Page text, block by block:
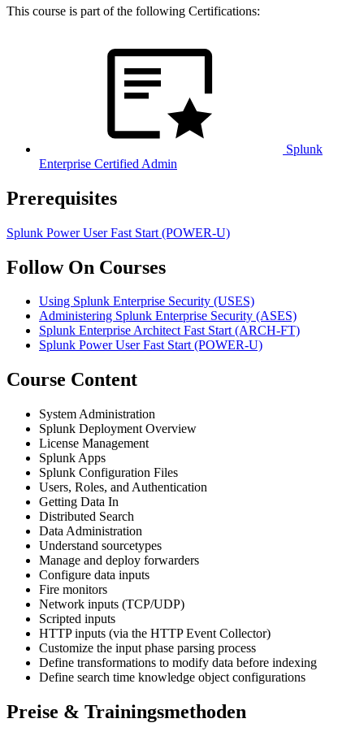
This course is part of the following Certifications:
Splunk
Enterprise Certified Admin
Prerequisites
Splunk Power User Fast Start (POWER-U)
Follow On Courses
Using Splunk Enterprise Security (USES)
Administering Splunk Enterprise Security (ASES)
Splunk Enterprise Architect Fast Start(ARCH-FT)
Splunk Power User Fast Start(POWER-U)
Course Content
System Administration
Splunk Deployment Overview
License Management
Splunk Apps
Splunk Configuration Files
Users, Roles, and Authentication
Getting Data In
Distributed Search
Data Administration
Understand sourcetypes
Manage and deploy forwarders
Configure data inputs
Fire monitors
Network inputs (TCP/UDP)
Scripted inputs
HTTP inputs (via the HTTP Event Collector)
Customize the input phase parsing process
Define transformations to modify data before indexing
Define search time knowledge object configurations
Preise & Trainingsmethoden